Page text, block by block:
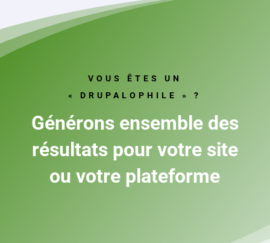
VOUS ÊTES UN
« DRUPALOPHILE » ?
Générons ensemble des
résultats pour votre site
ou votre plateforme